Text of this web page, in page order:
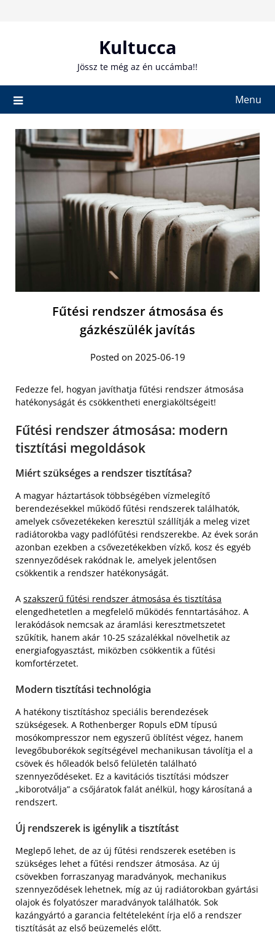
Kultucca
Jössz te még az én uccámba!!
Menu
Fűtési rendszer átmosása és
gázkészülék javítás
Posted on 2025-06-19
Fedezze fel, hogyan javíthatja fűtési rendszer átmosása
hatékonyságát és csökkentheti energiaköltségeit!
Fűtési rendszer átmosása: modern
tisztítási megoldások
Miért szükséges a rendszer tisztítása?
A magyar háztartások többségében vízmelegítő
berendezésekkel működő fűtési rendszerek találhatók,
amelyek csővezetékeken keresztül szállítják a meleg vizet
radiátorokba vagy padlófűtési rendszerekbe. Az évek során
azonban ezekben a csővezetékekben vízkő, kosz és egyéb
szennyeződések rakódnak le, amelyek jelentősen
csökkentik a rendszer hatékonyságát.
A szakszerű fűtési rendszer átmosása és tisztítása
elengedhetetlen a megfelelő működés fenntartásához. A
lerakódások nemcsak az áramlási keresztmetszetet
szűkítik, hanem akár 10-25 százalékkal növelhetik az
energiafogyasztást, miközben csökkentik a fűtési
komfortérzetet.
Modern tisztítási technológia
A hatékony tisztításhoz speciális berendezések
szükségesek. A Rothenberger Ropuls eDM típusú
mosókompresszor nem egyszerű öblítést végez, hanem
levegőbuborékok segítségével mechanikusan távolítja el a
csövek és hőleadók belső felületén található
szennyeződéseket. Ez a kavitációs tisztítási módszer
„kiborotválja” a csőjáratok falát anélkül, hogy károsítaná a
rendszert.
Új rendszerek is igénylik a tisztítást
Meglepő lehet, de az új fűtési rendszerek esetében is
szükséges lehet a fűtési rendszer átmosása. Az új
csövekben forraszanyag maradványok, mechanikus
szennyeződések lehetnek, míg az új radiátorokban gyártási
olajok és folyatószer maradványok találhatók. Sok
kazángyártó a garancia feltételeként írja elő a rendszer
tisztítását az első beüzemelés előtt.